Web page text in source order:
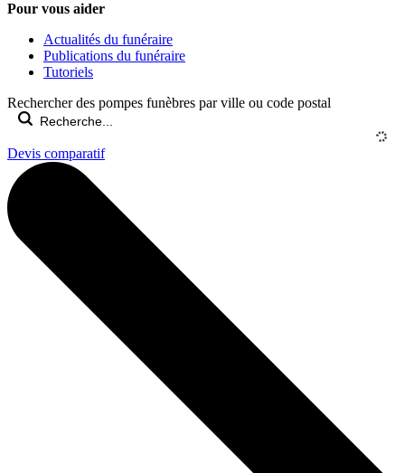
Pour vous aider
Actualités du funéraire
Publications du funéraire
Tutoriels
Rechercher des pompes funèbres par ville ou code postal
Devis comparatif